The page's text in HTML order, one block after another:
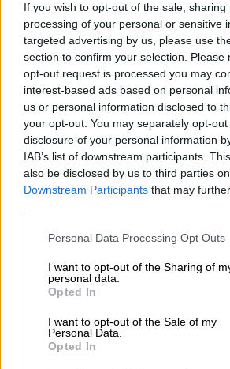
If you wish to opt-out of the sale,
processing of your personal or sensitive
targeted advertising by us, please use
section to confirm your selection. Please
opt-out request is processed you may
interest-based ads based on personal
us or personal information disclosed to
your opt-out. You may separately opt-
disclosure of your personal information
IAB’s list of downstream participants.
also be disclosed by us to third parties
Downstream Participants that may
Please note that this website/app uses
not limited to your visit or usage
grant or deny consent to Google and its
use your data for below specified
consent section.
Personal Data Processing Opt Outs
I want to opt-out of the Sharing of
personal data.
Opted In
I want to opt-out of the Sale of my
Personal Data.
Opted In
Σαραντινού στην On Time,
του φαίνεται να
καλύτερο.
«Αντέδρασε στο πρώτο
χαρακτηριστικά οι γιατροί
Κόκοτας εξακολουθεί να
ΜΕΘ, αλλά σύμφωνα με τις
πληροφορίες, ο
πλέον χωρίς μηχανική
ούτε μια στιγμή κάτι
Η σύζυγός του, Κατερίνα
Time: «Κάθε μέρα περιμένουμε
καινούργιο, οι γιατροί δεν
πουν όλα στο 100%. Αντιδρά,